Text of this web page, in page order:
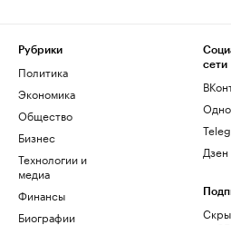
Рубрики
Политика
Экономика
Общество
Бизнес
Технологии и
медиа
Финансы
Биографии
сети
Дзен